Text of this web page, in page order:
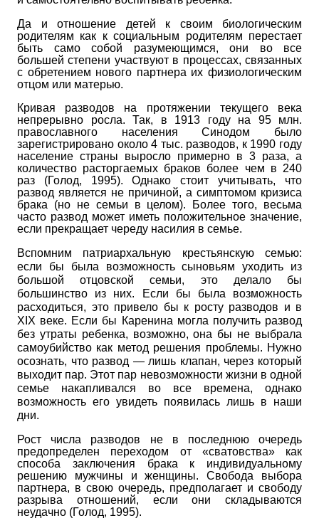
Да и отношение детей к своим биологическим
родителям как к социальным родителям перестает
быть само собой разумеющимся, они во все
большей степени участвуют в процессах, связанных
с обретением нового партнера их физиологическим
отцом или матерью.
Кривая разводов на протяжении текущего века
непрерывно росла. Так, в 1913 году на 95 млн.
православного населения Синодом было
зарегистрировано около 4 тыс. разводов, к 1990 году
население страны выросло примерно в 3 раза, а
количество расторгаемых браков более чем в 240
раз (Голод, 1995). Однако стоит учитывать, что
развод является не причиной, а симптомом кризиса
брака (но не семьи в целом). Более того, весьма
часто развод может иметь положительное значение,
если прекращает череду насилия в семье.
Вспомним патриархальную крестьянскую семью:
если бы была возможность сыновьям уходить из
большой отцовской семьи, это делало бы
большинство из них. Если бы была возможность
расходиться, это привело бы к росту разводов и в
XIX веке. Если бы Каре­нина могла получить развод
без утраты ребенка, возможно, она бы не выбрала
самоубийство как метод решения проблемы. Нужно
осознать, что развод — лишь клапан, через который
выходит пар. Этот пар невозможности жизни в одной
семье накапливался во все времена, однако
возможность его увидеть появилась лишь в наши
дни.
Рост числа разводов не в последнюю очередь
предопределен переходом от «сватовства» как
способа заключения брака к индивидуальному
решению мужчины и женщины. Свобода выбора
партнера, в свою очередь, предполагает и свободу
разрыва отношений, если они складываются
неудачно (Голод, 1995).